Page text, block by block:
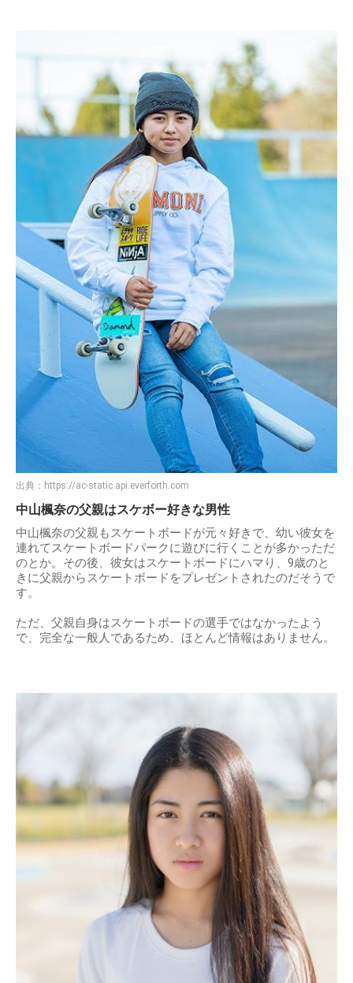
出典： https://ac-static.api.everforth.com
中山楓奈の父親はスケボー好きな男性
中山楓奈の父親もスケートボードが元々好きで、幼い彼女を
連れてスケートボードパークに遊びに行くことが多かっただ
のとか。その後、彼女はスケートボードにハマり、9歳のと
きに父親からスケートボードをプレゼントされたのだそうで
す。
ただ、父親自身はスケートボードの選手ではなかったよう
で、完全な一般人であるため、ほとんど情報はありません。